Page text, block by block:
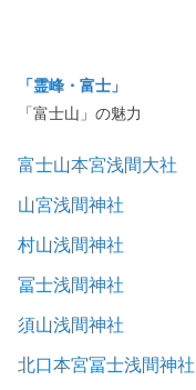
「霊峰・富士」
「富士山」の魅力
富士山本宮浅間大社
山宮浅間神社
村山浅間神社
冨士浅間神社
須山浅間神社
北口本宮冨士浅間神社